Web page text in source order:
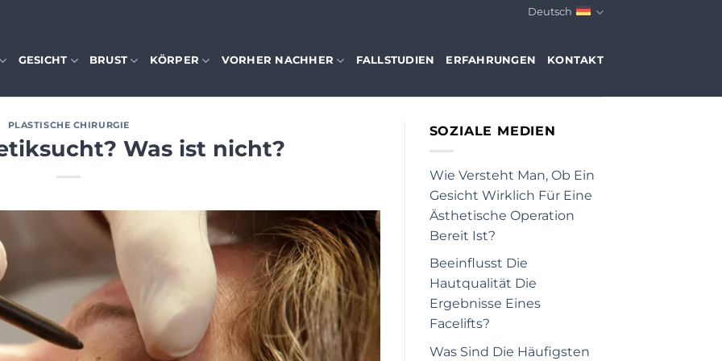
Deutsch
GESICHT BRUST KÖRPER VORHER NACHHER FALLSTUDIEN ERFAHRUNGEN KONTAKT
PLASTISCHE CHIRURGIE
Was ist nicht?
SOZIALE MEDIEN
Wie Versteht Man, Ob Ein
Gesicht Wirklich Für Eine
Ästhetische Operation
Bereit Ist?
Beeinflusst Die
Hautqualität Die
Ergebnisse Eines
Facelifts?
Was Sind Die Häufigsten